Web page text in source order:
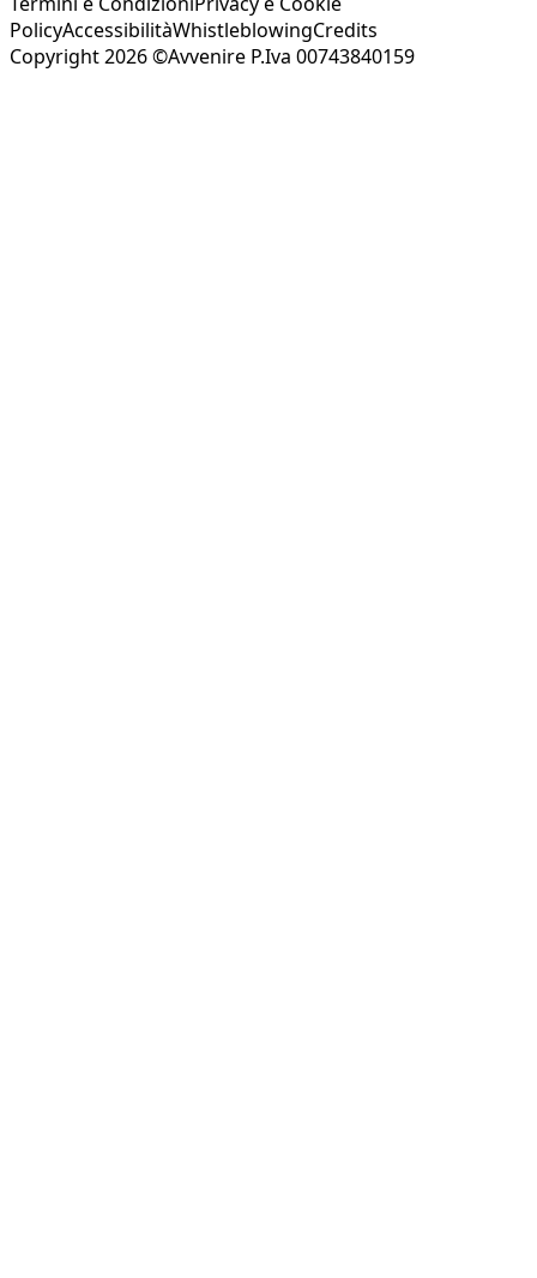
PolicyAccessibilitàWhistleblowingCredits
Copyright 2026 ©Avvenire P.Iva 00743840159